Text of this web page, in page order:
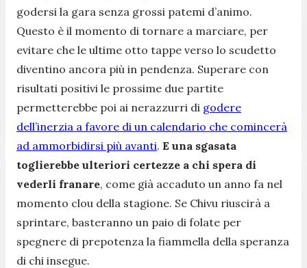
godersi la gara senza grossi patemi d’animo.
Questo è il momento di tornare a marciare, per
evitare che le ultime otto tappe verso lo scudetto
diventino ancora più in pendenza. Superare con
risultati positivi le prossime due partite
permetterebbe poi ai nerazzurri di godere
dell’inerzia a favore di un calendario che comincerà
ad ammorbidirsi più avanti. E una sgasata
toglierebbe ulteriori certezze a chi spera di
vederli franare, come già accaduto un anno fa nel
momento clou della stagione. Se Chivu riuscirà a
sprintare, basteranno un paio di folate per
spegnere di prepotenza la fiammella della speranza
di chi insegue.